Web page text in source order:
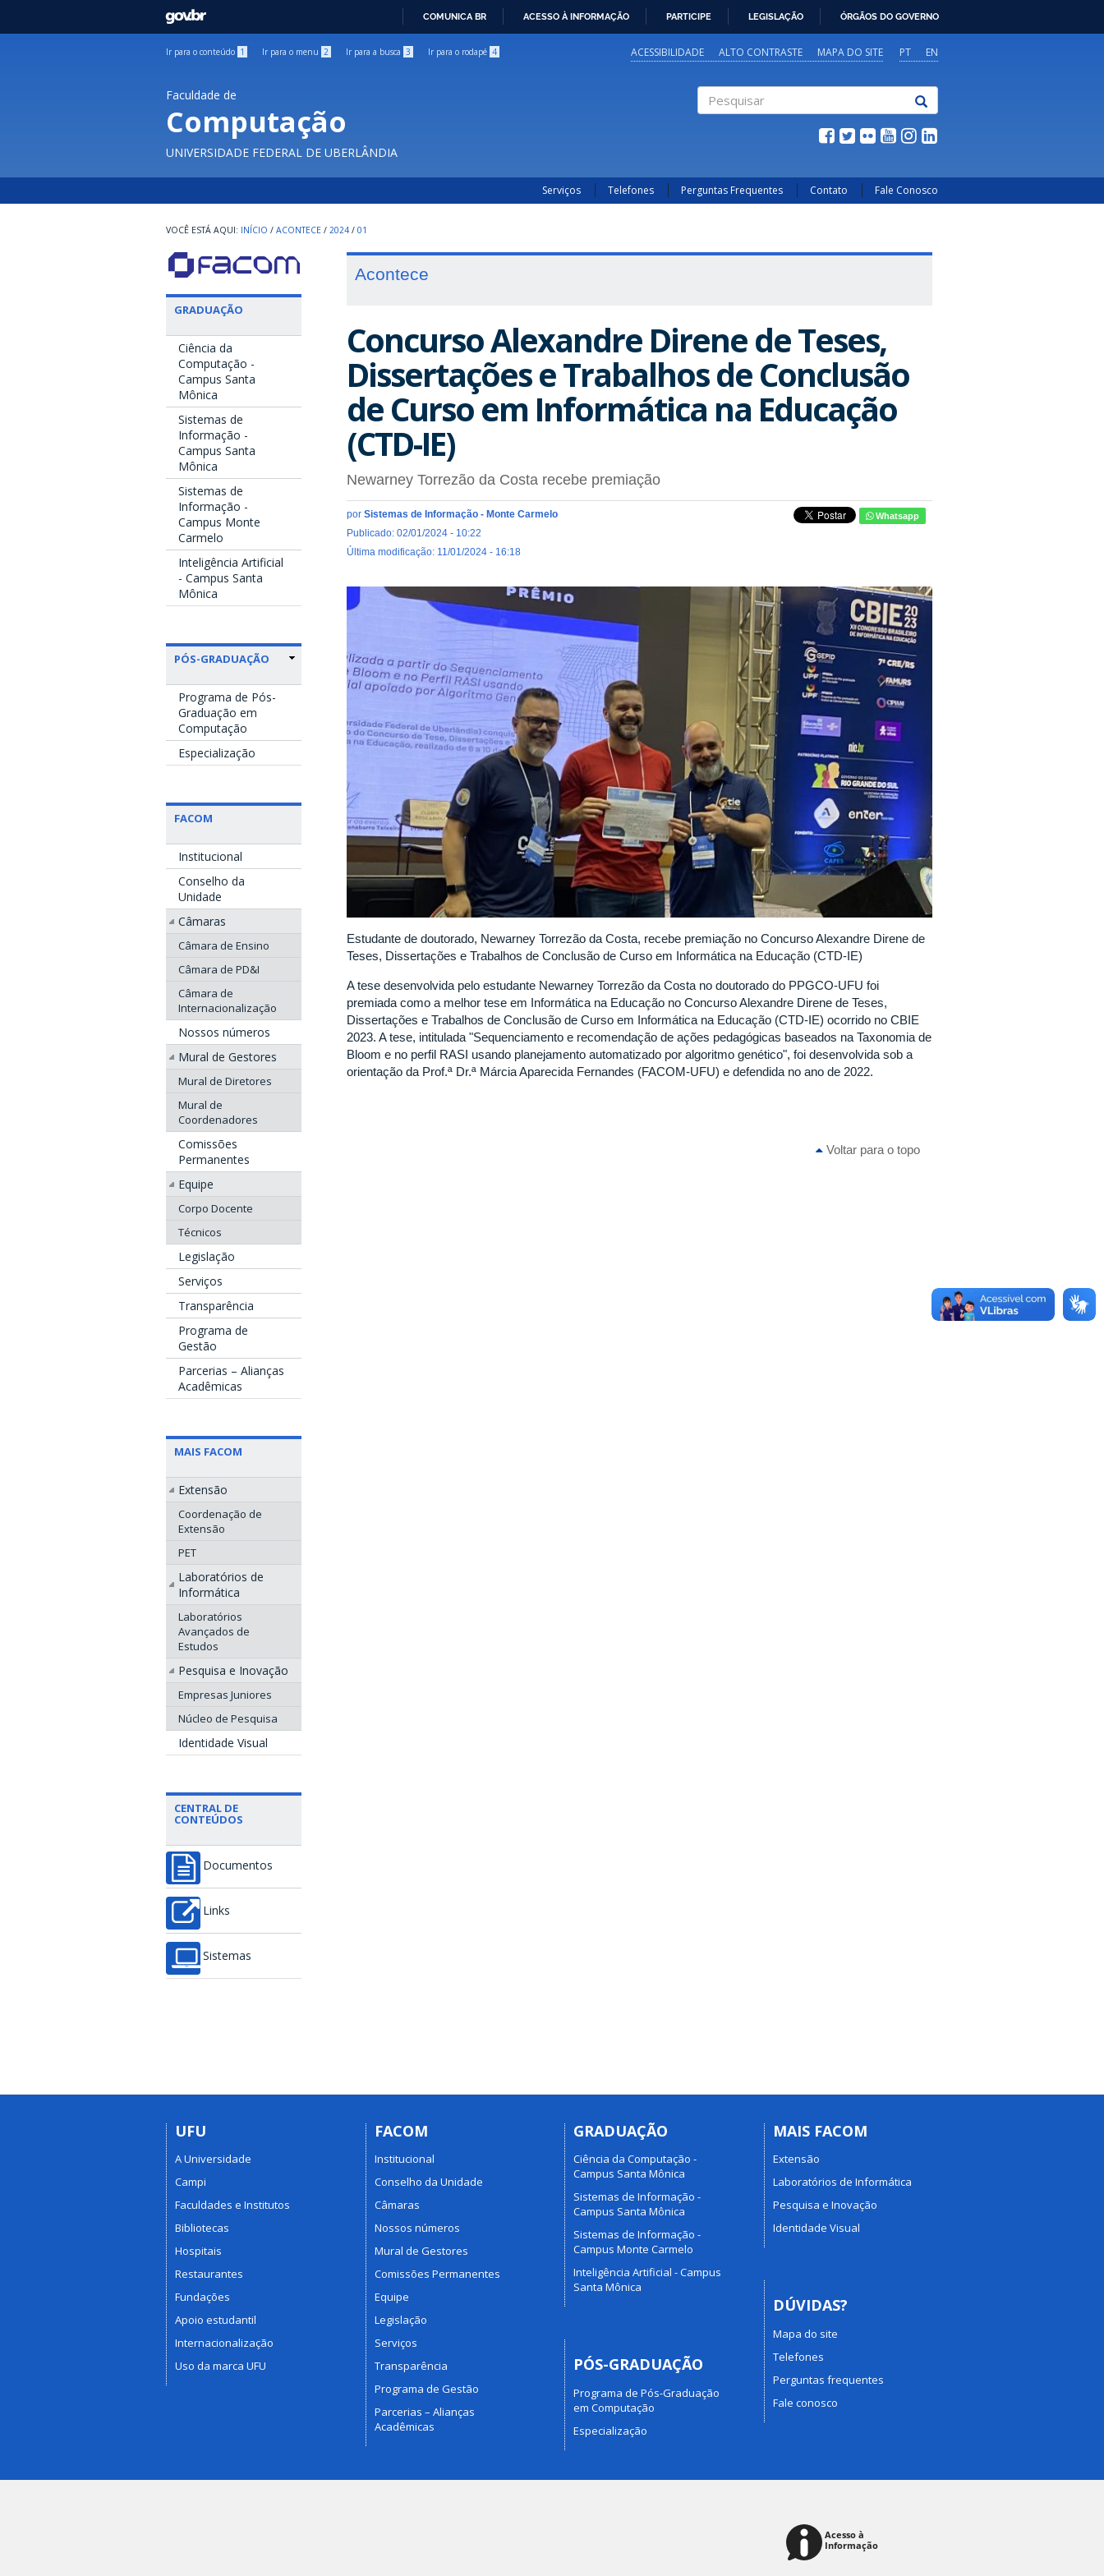
GOVBR
COMUNICA BR ACESSO À INFORMAÇÃO PARTICIPE LEGISLAÇÃO ÓRGÃOS DO GOVERNO
Ir para o conteúdo 1 Ir para o menu 2 Ir para a busca 3 Ir para o rodapé 4 PT EN
ACESSIBILIDADE ALTO CONTRASTE MAPA DO SITE
Faculdade de
Computação
UNIVERSIDADE FEDERAL DE UBERLÂNDIA
Serviços Telefones Perguntas Frequentes Contato Fale Conosco
INÍCIO / ACONTECE / 2024 / 01
GRADUAÇÃO
Ciência da
Computação -
Campus Santa
Mônica
Sistemas de
Informação -
Campus Santa
Mônica
Sistemas de
Informação -
Campus Monte
Carmelo
Inteligência Artificial
- Campus Santa
Mônica
PÓS-GRADUAÇÃO
Programa de Pós-
Graduação em
Computação
Especialização
FACOM
Institucional
Conselho da
Unidade
Câmaras
Câmara de Ensino
Câmara de PD&I
Câmara de
Internacionalização
Nossos números
Mural de Gestores
Mural de Diretores
Mural de
Coordenadores
Comissões
Permanentes
Equipe
Corpo Docente
Técnicos
Legislação
Serviços
Transparência
Programa de
Gestão
Parcerias – Alianças
Acadêmicas
MAIS FACOM
Extensão
Coordenação de
Extensão
PET
Laboratórios de
Informática
Laboratórios
Avançados de
Estudos
Pesquisa e Inovação
Empresas Juniores
Núcleo de Pesquisa
Identidade Visual
CENTRAL DE
CONTEÚDOS
Documentos
Links
Sistemas
Acontece
Concurso Alexandre Direne de Teses,
Dissertações e Trabalhos de Conclusão
de Curso em Informática na Educação
(CTD-IE)
Newarney Torrezão da Costa recebe premiação
por Sistemas de Informação - Monte Carmelo
Publicado: 02/01/2024 - 10:22
Última modificação: 11/01/2024 - 16:18
Whatsapp
Estudante de doutorado, Newarney Torrezão da Costa, recebe premiação no Concurso Alexandre Direne de
Teses, Dissertações e Trabalhos de Conclusão de Curso em Informática na Educação (CTD-IE)
A tese desenvolvida pelo estudante Newarney Torrezão da Costa no doutorado do PPGCO-UFU foi
premiada como a melhor tese em Informática na Educação no Concurso Alexandre Direne de Teses,
Dissertações e Trabalhos de Conclusão de Curso em Informática na Educação (CTD-IE) ocorrido no CBIE
2023. A tese, intitulada "Sequenciamento e recomendação de ações pedagógicas baseados na Taxonomia de
Bloom e no perfil RASI usando planejamento automatizado por algoritmo genético", foi desenvolvida sob a
orientação da Prof.ª Dr.ª Márcia Aparecida Fernandes (FACOM-UFU) e defendida no ano de 2022.
Voltar para o topo
UFU
A Universidade
Campi
Faculdades e Institutos
Bibliotecas
Hospitais
Restaurantes
Fundações
Apoio estudantil
Internacionalização
Uso da marca UFU
FACOM
Institucional
Conselho da Unidade
Câmaras
Nossos números
Mural de Gestores
Comissões Permanentes
Equipe
Legislação
Serviços
Transparência
Programa de Gestão
Parcerias – Alianças
Acadêmicas
GRADUAÇÃO
Ciência da Computação -
Campus Santa Mônica
Sistemas de Informação -
Campus Santa Mônica
Sistemas de Informação -
Campus Monte Carmelo
Inteligência Artificial - Campus
Santa Mônica
PÓS-GRADUAÇÃO
Programa de Pós-Graduação
em Computação
Especialização
MAIS FACOM
Extensão
Laboratórios de Informática
Pesquisa e Inovação
Identidade Visual
DÚVIDAS?
Mapa do site
Telefones
Perguntas frequentes
Fale conosco